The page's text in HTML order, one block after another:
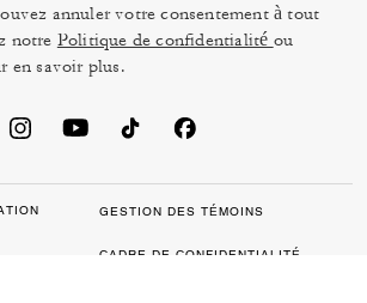
annuler votre consentement à tout
notre Politique de confidentialité ou
en savoir plus.
GESTION DES TÉMOINS
CADRE DE CONFIDENTIALITÉ